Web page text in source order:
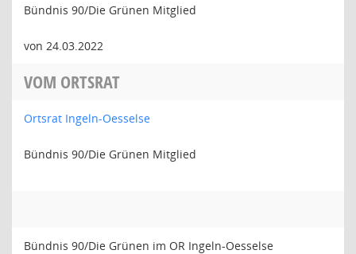
Bündnis 90/Die Grünen Mitglied
von 24.03.2022
VOM ORTSRAT
Ortsrat Ingeln-Oesselse
Bündnis 90/Die Grünen Mitglied
Bündnis 90/Die Grünen im OR Ingeln-Oesselse